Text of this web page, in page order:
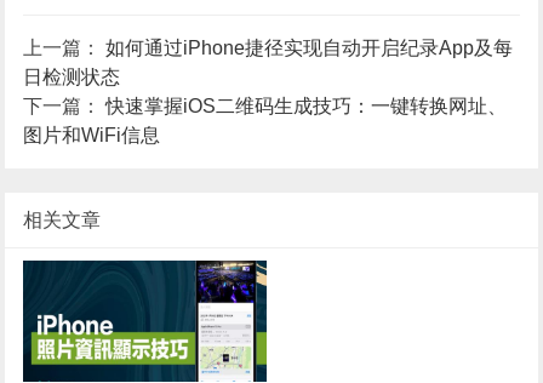
上一篇：如何通过iPhone捷径实现自动开启纪录App及每
日检测状态
下一篇：快速掌握iOS二维码生成技巧：一键转换网址、
图片和WiFi信息
相关文章